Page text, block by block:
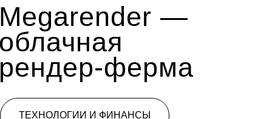
—
ферма
ТЕХНОЛОГИИ И ФИНАНСЫ